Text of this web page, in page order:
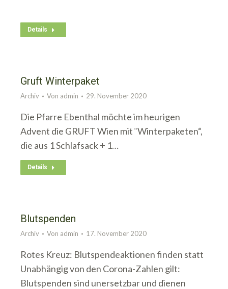
Details
Gruft Winterpaket
Archiv Von admin 29. November 2020
Die Pfarre Ebenthal möchte im heurigen
Advent die GRUFT Wien mit ¨Winterpaketen“,
die aus 1 Schlafsack + 1…
Details
Blutspenden
Archiv Von admin 17. November 2020
Rotes Kreuz: Blutspendeaktionen finden statt
Unabhängig von den Corona-Zahlen gilt:
Blutspenden sind unersetzbar und dienen